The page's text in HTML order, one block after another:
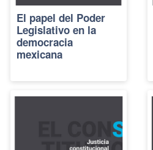
El papel del Poder
Legislativo en la
democracia
mexicana